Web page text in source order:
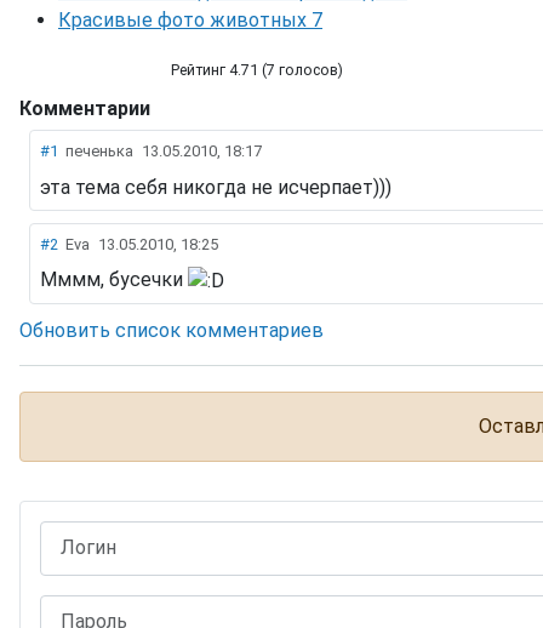
Красивые фото животных 7
Рейтинг 4.71 (7 голосов)
Красивые фото животных 8
Комментарии
#1 печенька 13.05.2010, 18:17
эта тема себя никогда не исчерпает)))
#2 Eva 13.05.2010, 18:25
Мммм, бусечки
Обновить список комментариев